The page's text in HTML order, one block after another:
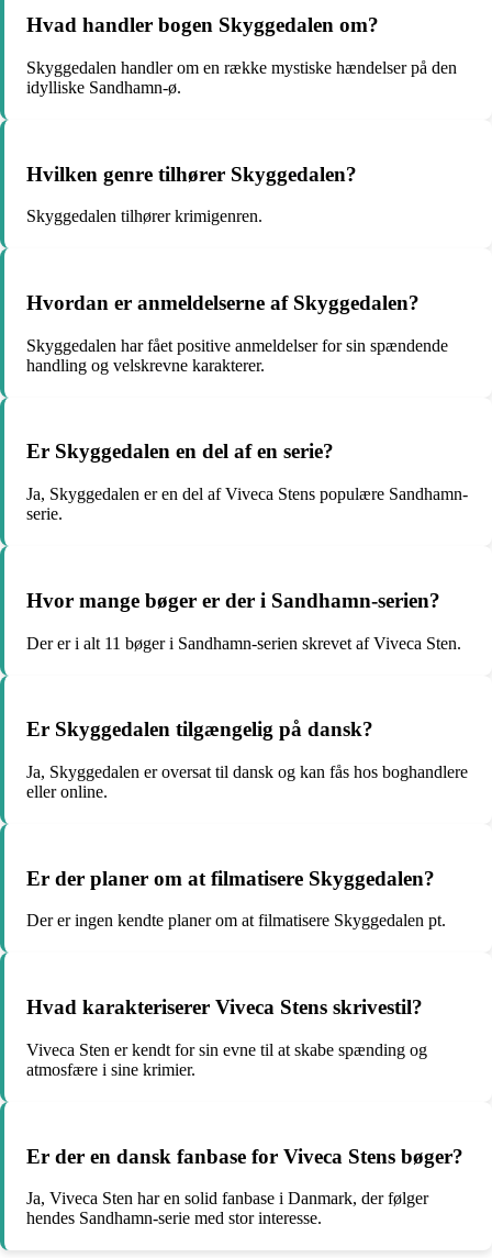
Hvad handler bogen Skyggedalen om?
Skyggedalen handler om en række mystiske hændelser på den
idylliske Sandhamn-ø.
Hvilken genre tilhører Skyggedalen?
Skyggedalen tilhører krimigenren.
Hvordan er anmeldelserne af Skyggedalen?
Skyggedalen har fået positive anmeldelser for sin spændende
handling og velskrevne karakterer.
Er Skyggedalen en del af en serie?
Ja, Skyggedalen er en del af Viveca Stens populære Sandhamn-
serie.
Hvor mange bøger er der i Sandhamn-serien?
Der er i alt 11 bøger i Sandhamn-serien skrevet af Viveca Sten.
Er Skyggedalen tilgængelig på dansk?
Ja, Skyggedalen er oversat til dansk og kan fås hos boghandlere
eller online.
Er der planer om at filmatisere Skyggedalen?
Der er ingen kendte planer om at filmatisere Skyggedalen pt.
Hvad karakteriserer Viveca Stens skrivestil?
Viveca Sten er kendt for sin evne til at skabe spænding og
atmosfære i sine krimier.
Er der en dansk fanbase for Viveca Stens bøger?
Ja, Viveca Sten har en solid fanbase i Danmark, der følger
hendes Sandhamn-serie med stor interesse.